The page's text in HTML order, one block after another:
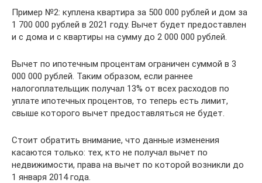
Пример №2: куплена квартира за 500 000 рублей и дом за
1 700 000 рублей в 2021 году. Вычет будет предоставлен
и с дома и с квартиры на сумму до 2 000 000 рублей.
Вычет по ипотечным процентам ограничен суммой в 3
000 000 рублей. Таким образом, если раннее
налогоплательщик получал 13% от всех расходов по
уплате ипотечных процентов, то теперь есть лимит,
свыше которого вычет предоставляться не будет.
Стоит обратить внимание, что данные изменения
касаются только: тех, кто не получал вычет по
недвижимости, права на вычет по которой возникли до
1 января 2014 года.